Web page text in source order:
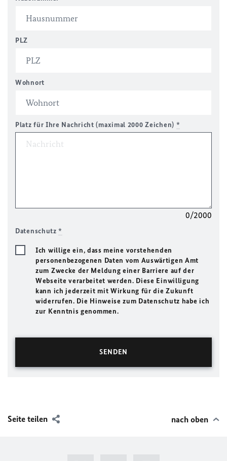
PLZ
Wohnort
Platz für Ihre Nachricht (maximal 2000 Zeichen) *
0/2000
Datenschutz*
Ich willige ein, dass meine vorstehenden
personenbezogenen Daten vom Auswärtigen Amt
zum Zwecke der Meldung einer Barriere auf der
Webseite verarbeitet werden. Diese Einwilligung
kann ich jederzeit mit Wirkung für die Zukunft
widerrufen. Die Hinweise zum Datenschutz habe ich
zur Kenntnis genommen.
Seite teilen nach oben